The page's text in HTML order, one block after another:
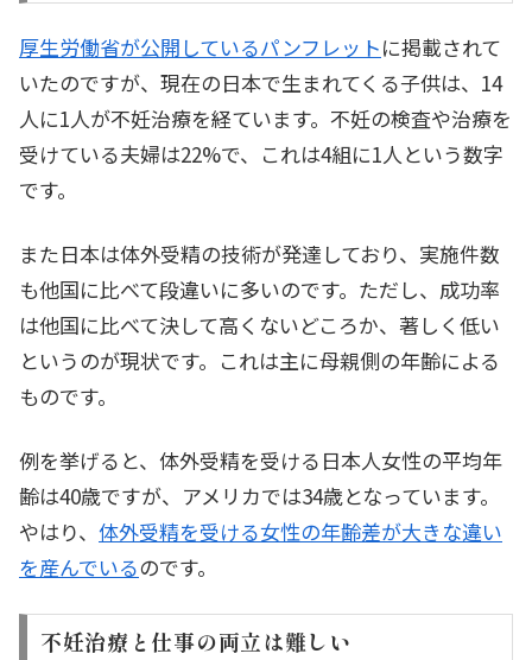
厚生労働省が公開しているパンフレットに掲載されて
いたのですが、現在の日本で生まれてくる子供は、14
人に1人が不妊治療を経ています。不妊の検査や治療を
受けている夫婦は22%で、これは4組に1人という数字
です。
また日本は体外受精の技術が発達しており、実施件数
も他国に比べて段違いに多いのです。ただし、成功率
は他国に比べて決して高くないどころか、著しく低い
というのが現状です。これは主に母親側の年齢による
ものです。
例を挙げると、体外受精を受ける日本人女性の平均年
齢は40歳ですが、アメリカでは34歳となっています。
やはり、 体外受精を受ける女性の年齢差が大きな違い
を産んでいるのです。
不妊治療と仕事の両立は難しい